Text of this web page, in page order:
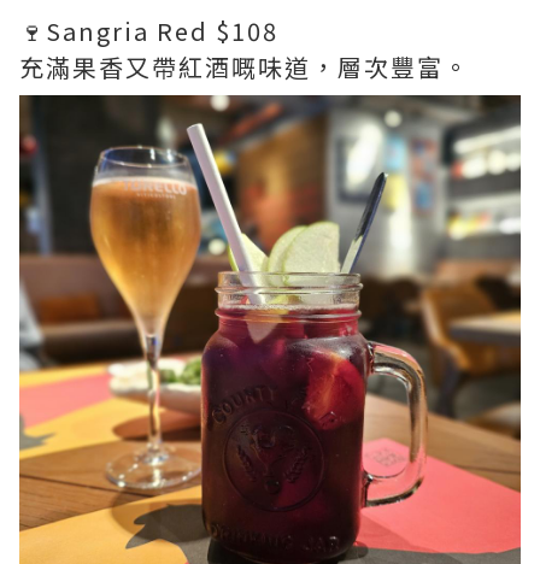
🍷Sangria Red $108
充滿果香又帶紅酒嘅味道，層次豐富。